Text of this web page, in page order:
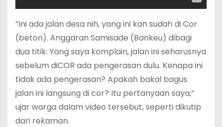
‎”Ini ada jalan desa nih, yang ini kan sudah di Cor
(beton). Anggaran Samisade (Bankeu) dibagi
dua titik. Yang saya komplain, jalan ini seharusnya
sebelum diCOR ada pengerasan dulu. Kenapa ini
tidak ada pengerasan? Apakah bakal bagus
jalan ini langsung di cor? Itu pertanyaan saya,”
ujar warga dalam video tersebut, seperti dikutip
dari rekaman.